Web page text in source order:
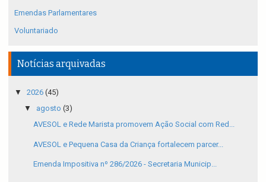
Emendas Parlamentares
Voluntariado
Notícias arquivadas
▼ 2026 (45)
▼ agosto (3)
AVESOL e Rede Marista promovem Ação Social com Red...
AVESOL e Pequena Casa da Criança fortalecem parcer...
Emenda Impositiva nº 286/2026 - Secretaria Municip...